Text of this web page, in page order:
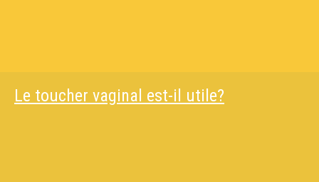
Le toucher vaginal est-il utile?